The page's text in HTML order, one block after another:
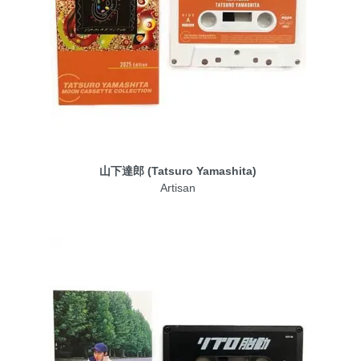
山下達郎 (Tatsuro Yamashita)
Artisan